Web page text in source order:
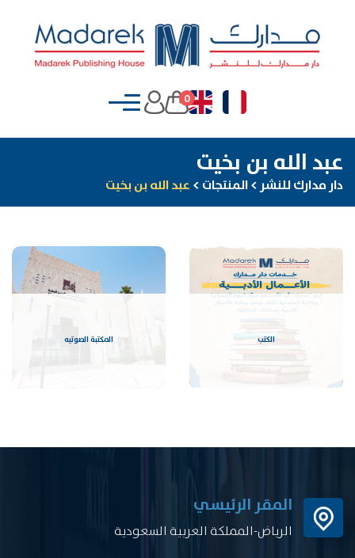
0
عبد الله بن بخيت
دار مدارك للنشر >المنتجات > عبد الله بن بخيت
الكتب المكتبة الصوتيه
المقر الرئيسي
الرياض-المملكة العربية السعودية